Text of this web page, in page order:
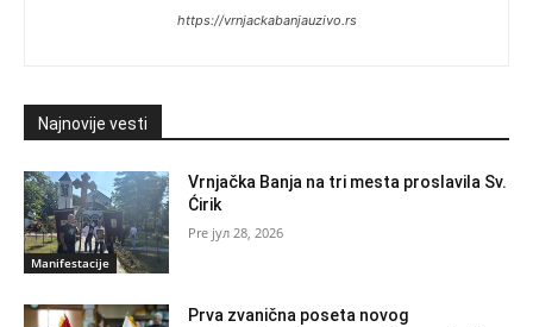
https://vrnjackabanjauzivo.rs
Najnovije vesti
Manifestacije
Vrnjačka Banja na tri mesta proslavila Sv.
Ćirik
јул 28, 2026
Prva zvanična poseta novog